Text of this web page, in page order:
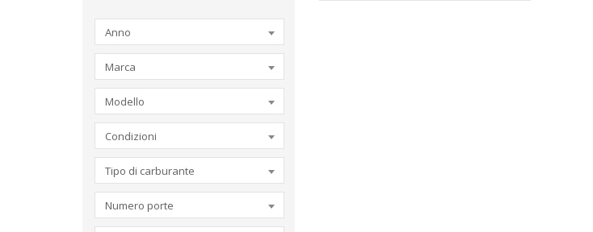
Anno
Marca
Modello
Condizioni
Tipo di carburante
Numero porte